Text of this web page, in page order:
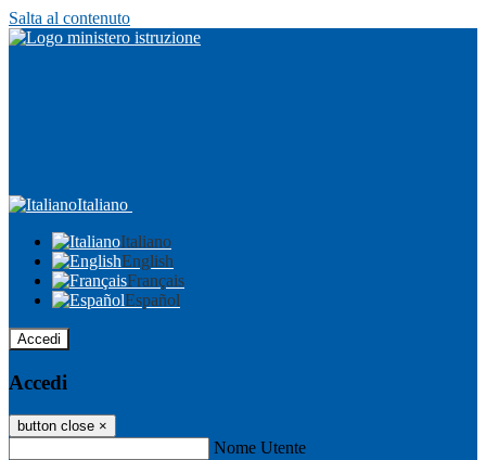
Salta al contenuto
Italiano
Italiano
English
Français
Español
Accedi
Accedi
button close ×
Nome Utente